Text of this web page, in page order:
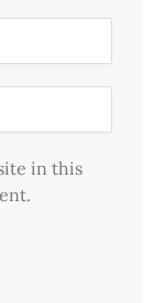
in this